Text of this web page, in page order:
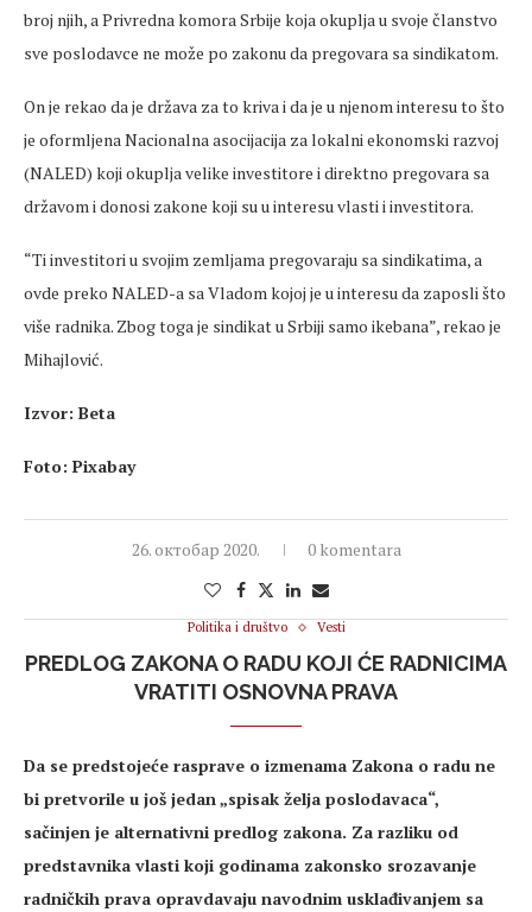
broj njih, a Privredna komora Srbije koja okuplja u svoje članstvo
sve poslodavce ne može po zakonu da pregovara sa sindikatom.
On je rekao da je država za to kriva i da je u njenom interesu to što
je oformljena Nacionalna asocijacija za lokalni ekonomski razvoj
(NALED) koji okuplja velike investitore i direktno pregovara sa
državom i donosi zakone koji su u interesu vlasti i investitora.
“Ti investitori u svojim zemljama pregovaraju sa sindikatima, a
ovde preko NALED-a sa Vladom kojoj je u interesu da zaposli što
više radnika. Zbog toga je sindikat u Srbiji samo ikebana”, rekao je
Mihajlović.
Izvor: Beta
Foto: Pixabay
26. октобар 2020. 0 komentara
Politika i društvo Vesti
PREDLOG ZAKONA O RADU KOJI ĆE RADNICIMA
VRATITI OSNOVNA PRAVA
Da se predstojeće rasprave o izmenama Zakona o radu ne
bi pretvorile u još jedan „spisak želja poslodavaca“,
sačinjen je alternativni predlog zakona. Za razliku od
predstavnika vlasti koji godinama zakonsko srozavanje
radničkih prava opravdavaju navodnim usklađivanjem sa